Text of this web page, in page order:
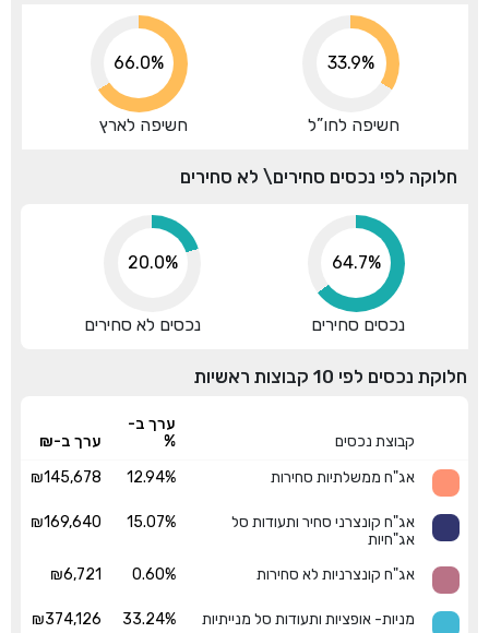
33.9%
חשיפה לחו”ל
66.0%
חשיפה לארץ
חלוקה לפי נכסים סחירים\ לא סחירים
73.3%
נכסים סחירים
20.0%
נכסים לא סחירים
חלוקת נכסים לפי 10 קבוצות ראשיות
קבוצת נכסים
ערך ב-
%
ערך ב-₪
אג"ח ממשלתיות סחירות
12.94%
₪145,678
אג"ח קונצרני סחיר ותעודות סל
אג"חיות
15.07%
₪169,640
אג"ח קונצרניות לא סחירות 0.60%
₪6,721
מניות- אופציות ותעודות סל מנייתיות 33.24%
₪374,126